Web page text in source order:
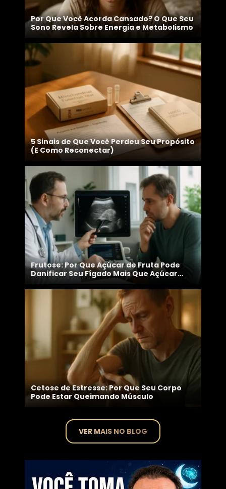
Por Que Você Acorda Cansado? O Que Seu
Sono Revela Sobre Energia e Metabolismo
5 Sinais de Que Você Perdeu Seu Propósito
(E Como Reconectar)
Frutose: Por Que Açúcar de Fruta Pode
Danificar Seu Fígado Mais Que Açúcar
Branco
Cetose de Estresse: Por Que Seu Corpo
Pode Estar Queimando Músculo
VER MAIS NO BLOG